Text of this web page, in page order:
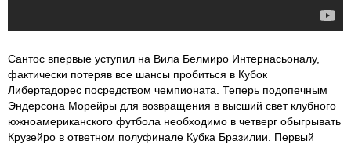
Сантос впервые уступил на Вила Белмиро Интернасьоналу,
фактически потеряв все шансы пробиться в Кубок
Либертадорес посредством чемпионата. Теперь подопечным
Эндерсона Морейры для возвращения в высший свет клубного
южноамериканского футбола необходимо в четверг обыгрывать
Крузейро в ответном полуфинале Кубка Бразилии. Первый